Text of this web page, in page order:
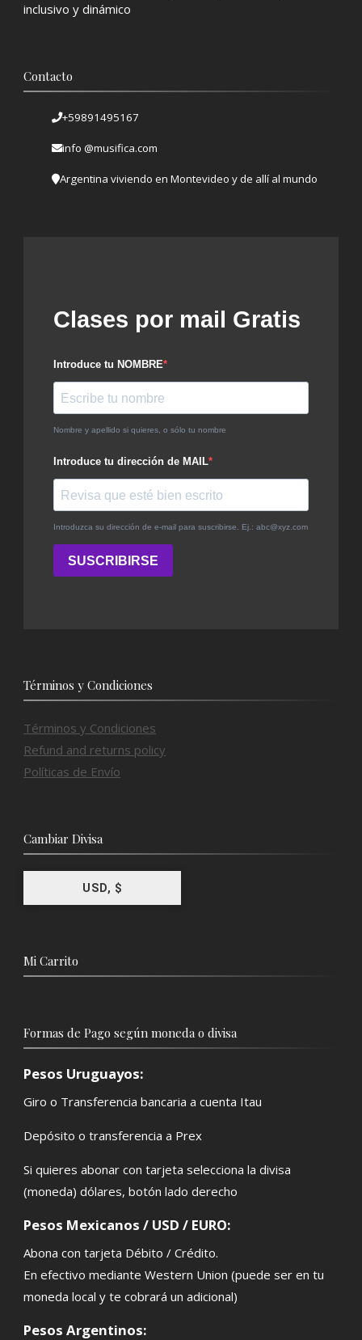
inclusivo y dinámico
Contacto
+59891495167
info @musifica.com
Argentina viviendo en Montevideo y de allí al mundo
Términos y Condiciones
Términos y Condiciones
Refund and returns policy
Políticas de Envío
Cambiar Divisa
USD, $
Mi Carrito
Formas de Pago según moneda o divisa
Pesos Uruguayos:
Giro o Transferencia bancaria a cuenta Itau
Depósito o transferencia a Prex
Si quieres abonar con tarjeta selecciona la divisa
(moneda) dólares, botón lado derecho
Pesos Mexicanos / USD / EURO:
Abona con tarjeta Débito / Crédito.
En efectivo mediante Western Union (puede ser en tu
moneda local y te cobrará un adicional)
Pesos Argentinos: